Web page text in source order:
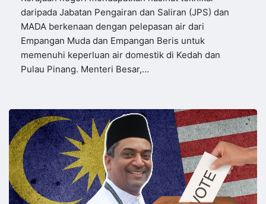
daripada Jabatan Pengairan dan Saliran (JPS) dan
MADA berkenaan dengan pelepasan air dari
Empangan Muda dan Empangan Beris untuk
memenuhi keperluan air domestik di Kedah dan
Pulau Pinang. Menteri Besar,…